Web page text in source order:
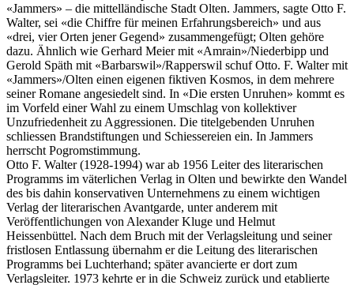
«Jammers» – die mittelländische Stadt Olten. Jammers, sagte Otto F.
Walter, sei «die Chiffre für meinen Erfahrungsbereich» und aus
«drei, vier Orten jener Gegend» zusammengefügt; Olten gehöre
dazu. Ähnlich wie Gerhard Meier mit «Amrain»/Niederbipp und
Gerold Späth mit «Barbarswil»/Rapperswil schuf Otto. F. Walter mit
«Jammers»/Olten einen eigenen fiktiven Kosmos, in dem mehrere
seiner Romane angesiedelt sind. In «Die ersten Unruhen» kommt es
im Vorfeld einer Wahl zu einem Umschlag von kollektiver
Unzufriedenheit zu Aggressionen. Die titelgebenden Unruhen
schliessen Brandstiftungen und Schiessereien ein. In Jammers
herrscht Pogromstimmung.
Otto F. Walter (1928-1994) war ab 1956 Leiter des literarischen
Programms im väterlichen Verlag in Olten und bewirkte den Wandel
des bis dahin konservativen Unternehmens zu einem wichtigen
Verlag der literarischen Avantgarde, unter anderem mit
Veröffentlichungen von Alexander Kluge und Helmut
Heissenbüttel. Nach dem Bruch mit der Verlagsleitung und seiner
fristlosen Entlassung übernahm er die Leitung des literarischen
Programms bei Luchterhand; später avancierte er dort zum
Verlagsleiter. 1973 kehrte er in die Schweiz zurück und etablierte